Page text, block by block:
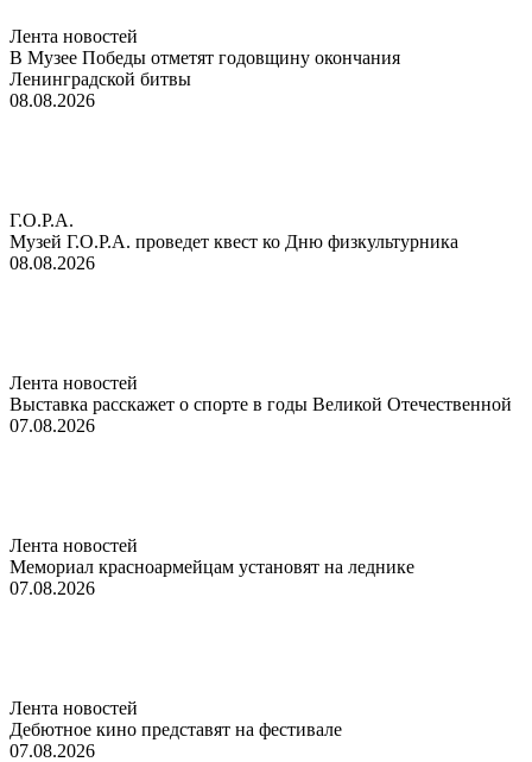
Лента новостей
В Музее Победы отметят годовщину окончания
Ленинградской битвы
08.08.2026
Г.О.Р.А.
Музей Г.О.Р.А. проведет квест ко Дню физкультурника
08.08.2026
Лента новостей
Выставка расскажет о спорте в годы Великой Отечественной
07.08.2026
Лента новостей
Мемориал красноармейцам установят на леднике
07.08.2026
Лента новостей
Дебютное кино представят на фестивале
07.08.2026